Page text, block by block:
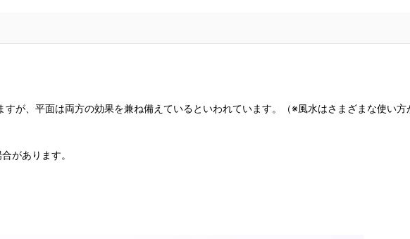
が、平面は両方の効果を兼ね備えているといわれています。（※風水はさまざまな使い
があります。